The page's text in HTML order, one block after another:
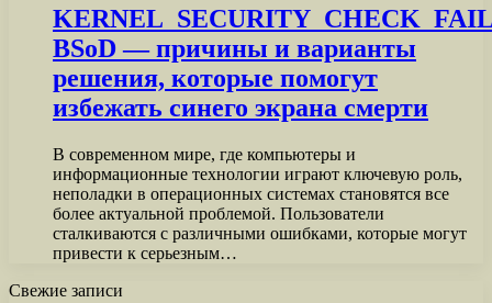
BSoD — причины и варианты
решения, которые помогут
избежать синего экрана смерти
В современном мире, где компьютеры и
информационные технологии играют ключевую роль,
неполадки в операционных системах становятся все
более актуальной проблемой. Пользователи
сталкиваются с различными ошибками, которые могут
привести к серьезным…
Свежие записи